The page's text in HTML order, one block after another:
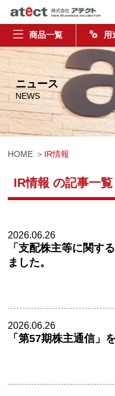
商品一覧 用
ニュース
NEWS
HOME IR情報
IR情報 の記事一覧
2026.06.26
「支配株主等に関す
ました。
2026.06.26
「第57期株主通信」